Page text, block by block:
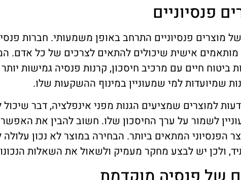
פנסיוניים
מוצרים פנסיוניים התרחב באופן משמעותי. חברות
מותאמים אישית שיכולים להתאים לצרכים של כל אדם.
ביטוח חיים עם מרכיב חיסכון, קרנות פנסיה גמישות יותר
שמיועדות למי שמעוניין במינוף ההשקעות שלו.
למוצרים שמציעים הגנות מפני אינפלציה, דבר שיכול
לשמור על ערך החיסכון שלו. חשוב להבין את
הפנסיוני המתאים ביותר. הבחירה במוצר לא נכון עלולה
ולכן יש לבצע מחקר מעמיק ולשאול את השאלות